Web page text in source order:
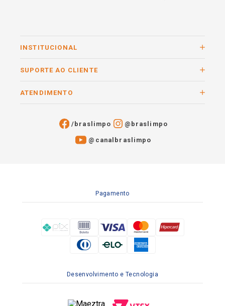
INSTITUCIONAL
SUPORTE AO CLIENTE
ATENDIMENTO
/braslimpo @braslimpo
@canalbraslimpo​
Pagamento
Desenvolvimento e Tecnologia